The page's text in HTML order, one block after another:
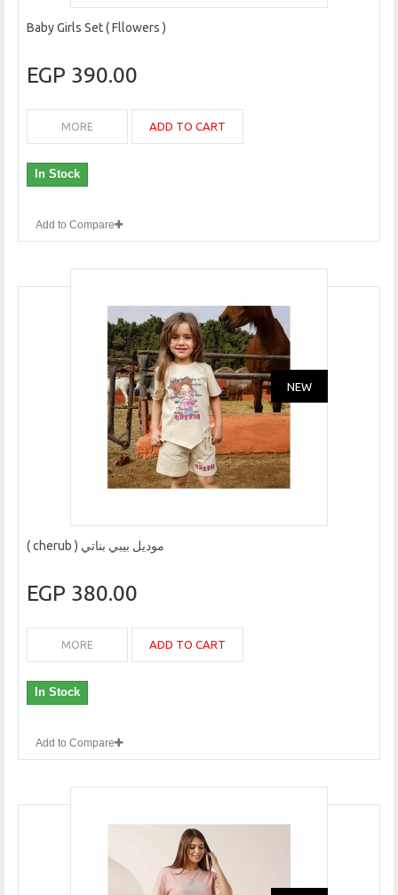
Baby Girls Set ( Fllowers )
390.00 EGP
ADD TO CART
MORE
In Stock
Add to Compare
NEW
موديل بيبي بناتي ( cherub )
380.00 EGP
ADD TO CART
MORE
In Stock
Add to Compare